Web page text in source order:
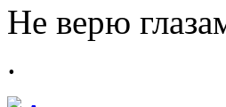
Не верю
.